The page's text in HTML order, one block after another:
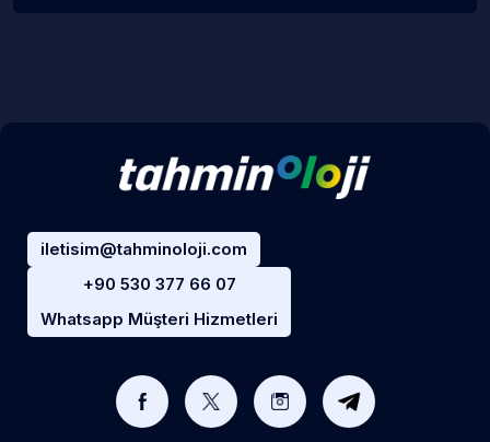
iletisim@tahminoloji.com
+90 530 377 66 07
Whatsapp Müşteri Hizmetleri